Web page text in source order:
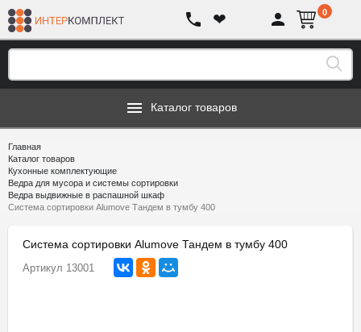
❤ 0
Каталог товаров
Главная
Каталог товаров
Кухонные комплектующие
Ведра для мусора и системы сортировки
Ведра выдвижные в распашной шкаф
Система сортировки Alumove Тандем в тумбу 400
Система сортировки Alumove Тандем в тумбу 400
Артикул 13001